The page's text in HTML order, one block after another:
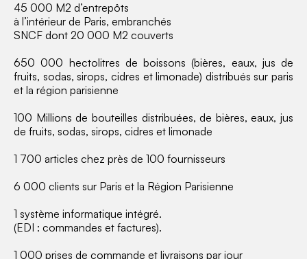
45 000 M2 d’entrepôts
à l’intérieur de Paris, embranchés
SNCF dont 20 000 M2 couverts
650 000 hectolitres de boissons (bières, eaux, jus de
fruits, sodas, sirops, cidres et limonade) distribués sur paris
et la région parisienne
100 Millions de bouteilles distribuées, de bières, eaux, jus
de fruits, sodas, sirops, cidres et limonade
1 700 articles chez près de 100 fournisseurs
6 000 clients sur Paris et la Région Parisienne
1 système informatique intégré.
(EDI : commandes et factures).
1 000 prises de commande et livraisons par jour